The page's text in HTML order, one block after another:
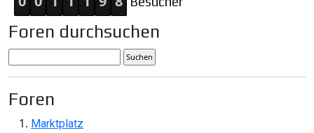
Foren durchsuchen
Foren
Marktplatz